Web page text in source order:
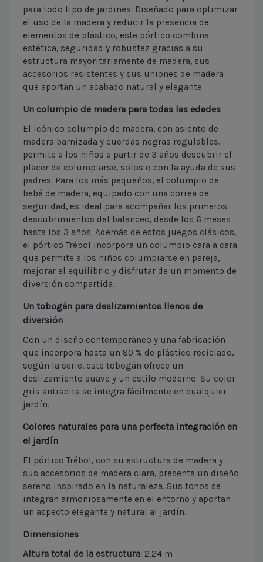
para todo tipo de jardines. Diseñado para optimizar
el uso de la madera y reducir la presencia de
elementos de plástico, este pórtico combina
estética, seguridad y robustez gracias a su
estructura mayoritariamente de madera, sus
accesorios resistentes y sus uniones de madera
que aportan un acabado natural y elegante.
Un columpio de madera para todas las edades
El icónico columpio de madera, con asiento de
madera barnizada y cuerdas negras regulables,
permite a los niños a partir de 3 años descubrir el
placer de columpiarse, solos o con la ayuda de sus
padres. Para los más pequeños, el columpio de
bebé de madera, equipado con una correa de
seguridad, es ideal para acompañar los primeros
descubrimientos del balanceo, desde los 6 meses
hasta los 3 años. Además de estos juegos clásicos,
el pórtico Trébol incorpora un columpio cara a cara
que permite a los niños columpiarse en pareja,
mejorar el equilibrio y disfrutar de un momento de
diversión compartida.
Un tobogán para deslizamientos llenos de
diversión
Con un diseño contemporáneo y una fabricación
que incorpora hasta un 80 % de plástico reciclado,
según la serie, este tobogán ofrece un
deslizamiento suave y un estilo moderno. Su color
gris antracita se integra fácilmente en cualquier
jardín.
Colores naturales para una perfecta integración en
el jardín
El pórtico Trébol, con su estructura de madera y
sus accesorios de madera clara, presenta un diseño
sereno inspirado en la naturaleza. Sus tonos se
integran armoniosamente en el entorno y aportan
un aspecto elegante y natural al jardín.
Dimensiones
Altura total de la estructura: 2,24 m